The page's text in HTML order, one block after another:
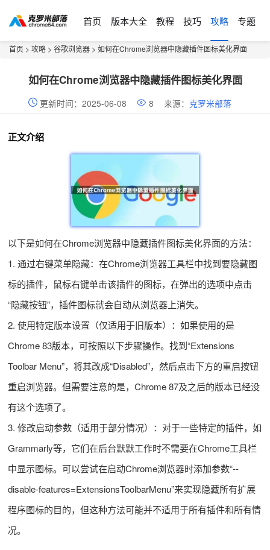
首页 版本大全 教程 技巧 攻略 专题
首页 > 攻略 > 谷歌浏览器 > 如何在Chrome浏览器中隐藏插件图标美化界面
如何在Chrome浏览器中隐藏插件图标美化界面
更新时间：2025-06-08 8 来源： 克罗米部落
正文介绍
以下是如何在Chrome浏览器中隐藏插件图标美化界面的方法：
1. 通过右键菜单隐藏：在Chrome浏览器工具栏中找到要隐藏图
标的插件，鼠标右键单击该插件的图标，在弹出的选项中点击
“隐藏按钮”，插件图标就会自动从浏览器上消失。
2. 使用特定版本设置（仅适用于旧版本）：如果使用的是
Chrome 83版本，可按照以下步骤操作。找到“Extensions
Toolbar Menu”，将其改成“Disabled”，然后点击下方的重启按钮
重启浏览器。但需要注意的是，Chrome 87及之后的版本已经没
有这个选项了。
3. 修改启动参数（适用于部分情况）：对于一些特定的插件，如
Grammarly等，它们在后台默默工作时不需要在Chrome工具栏
中显示图标。可以尝试在启动Chrome浏览器时添加参数“--
disable-features=ExtensionsToolbarMenu”来实现隐藏所有扩展
程序图标的目的，但这种方法可能并不适用于所有插件和所有情
况。